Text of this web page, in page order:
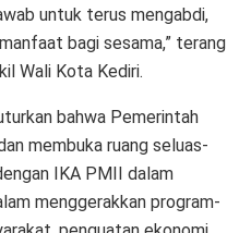
untuk terus mengabdi,
bagi sesama,” terang
Wali Kota Kediri.
bahwa Pemerintah
membuka ruang seluas-
IKA PMII dalam
menggerakkan program-